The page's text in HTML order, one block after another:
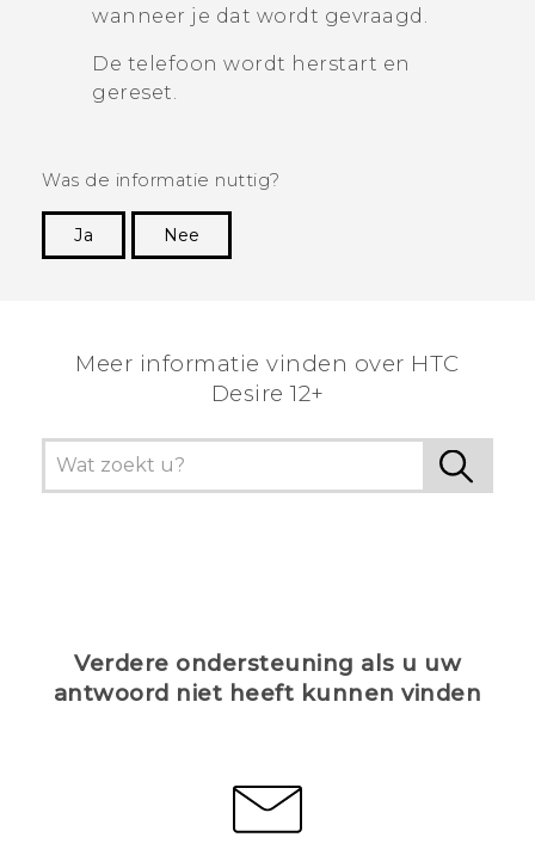
wanneer je dat wordt gevraagd.
De telefoon wordt herstart en
gereset.
Was de informatie nuttig?
Ja
Nee
Meer informatie vinden over HTC
Desire 12+
Verdere ondersteuning als u uw
antwoord niet heeft kunnen vinden